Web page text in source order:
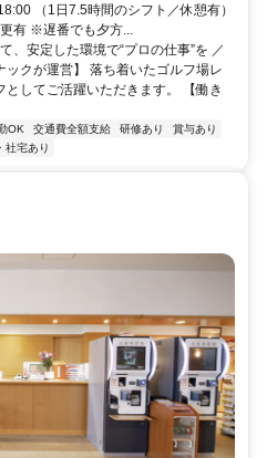
（1日7.5時間のシフト／休憩有）
有 ※遅番でも夕方...
、安定した環境で“プロの仕事”を ／
ックが運営】 落ち着いたゴルフ場レ
してご活躍いただきます。 【働き
OK 交通費全額支給 研修あり
賞与あり
社宅あり